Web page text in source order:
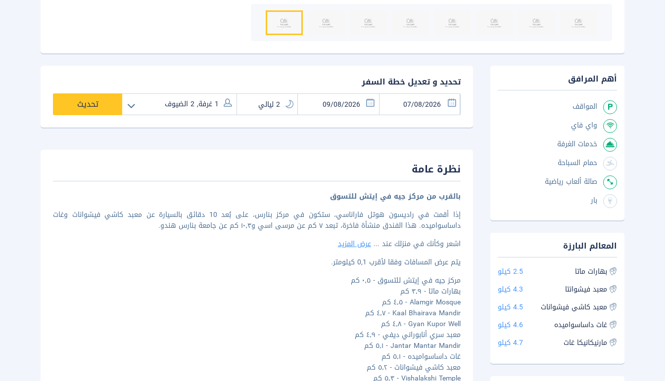
تحديد و تعديل خطة السفر
تحديث
نظرة عامة
بالقرب من مركز جيه في إيتش للتسوق
إذا أقمت في راديسون هوتل فاراناسي، ستكون في مركز بنارس، على بُعد 10 دقائق بالسيارة عن معبد كاشي فيشواناث وغات
داساسواميده. هذا الفندق منشأة فاخرة، تبعد ٧ كم عن مرسى اسي و١٠٫٣ كم عن جامعة بنارس هندو.
اشعر وكأنك في منزلك عند ...عرض المزيد
يتم عرض المسافات وفقا لأقرب 0,1 كيلومتر.
مركز جيه في إيتش للتسوق - ٠٫٥ كم
بهارات ماتا - ٣٫٩ كم
Alamgir Mosque - ٤٫٥ كم
Kaal Bhairava Mandir - ٤٫٧ كم
Gyan Kupor Well - ٤٫٨ كم
معبد سري أنابوراني ديفي - ٤٫٩ كم
Jantar Mantar Mandir - ٥٫١ كم
غات داساسواميده - ٥٫١ كم
معبد كاشي فيشواناث - ٥٫٢ كم
Vishalakshi Temple - ٥٫٣ كم
أهم المرافق
المواقف
واي فاي
خدمات الغرفة
حمام السباحة
صالة ألعاب رياضية
بار
المعالم البارزة
بهارات ماتا
2.5 كيلو
معبد فيشوانتا
4.3 كيلو
معبد كاشي فيشواناث
4.5 كيلو
غات داساسواميده
4.6 كيلو
مارنيكانيكا غات
4.7 كيلو